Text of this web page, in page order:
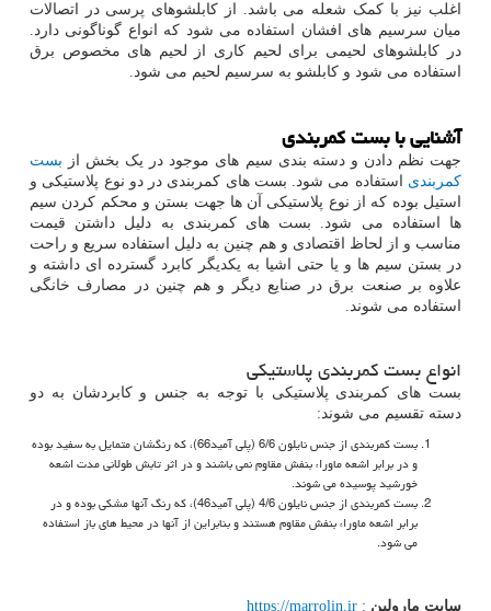
اغلب نیز با کمک شعله می باشد. از کابلشوهای پرسی در اتصالات
میان سرسیم های افشان استفاده می شود که انواع گوناگونی دارد.
در کابلشوهای لحیمی برای لحیم کاری از لحیم های مخصوص برق
استفاده می شود و کابلشو به سرسیم لحیم می شود.
آشنایی با بست کمربندی
جهت نظم دادن و دسته بندی سیم های موجود در یک بخش از بست
کمربندی استفاده می شود. بست های کمربندی در دو نوع پلاستیکی و
استیل بوده که از نوع پلاستیکی آن ها جهت بستن و محکم کردن سیم
ها استفاده می شود. بست های کمربندی به دلیل داشتن قیمت
مناسب و از لحاظ اقتصادی و هم چنین به دلیل استفاده سریع و راحت
در بستن سیم ها و یا حتی اشیا به یکدیگر کابرد گسترده ای داشته و
علاوه بر صنعت برق در صنایع دیگر و هم چنین در مصارف خانگی
استفاده می شوند.
انواع بست کمربندی پلاستیکی
بست های کمربندی پلاستیکی با توجه به جنس و کابردشان به دو
دسته تقسیم می شوند:
بست کمربندی از جنس نایلون 6/6 (پلی آمید66)، که رنگشان متمایل به سفید بوده
و در برابر اشعه ماوراء بنفش مقاوم نمی باشند و در اثر تابش طولانی مدت اشعه
خورشید پوسیده می شوند.
بست کمربندی از جنس نایلون 4/6 (پلی آمید46)، که رنگ آنها مشکی بوده و در
برابر اشعه ماوراء بنفش مقاوم هستند و بنابراین از آنها در محیط های باز استفاده
می شود.
سایت مارولین :
https://marrolin.ir